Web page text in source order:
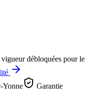
débloquées pour le
Yonne
Garantie